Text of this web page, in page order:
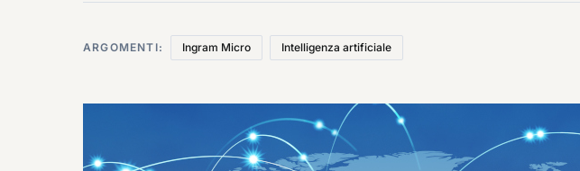
ARGOMENTI: Ingram Micro Intelligenza artificiale